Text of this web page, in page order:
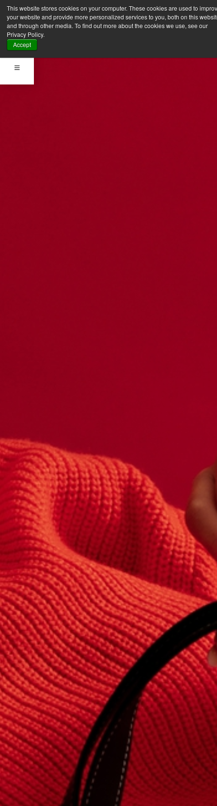
This website stores cookies on your computer. These cookies are used to
your website and provide more personalized services to you, both on this
and through other media. To find out more about the cookies we use, see our
Privacy Policy.
Accept